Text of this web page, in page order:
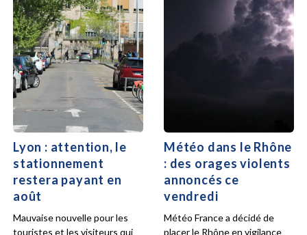
Lyon : attention, le
stationnement
restera payant en
août
Mauvaise nouvelle pour les
touristes et les visiteurs qui
Météo dans le Rhône
: des orages violents
annoncés ce
vendredi
Météo France a décidé de
placer le Rhône en vigilance